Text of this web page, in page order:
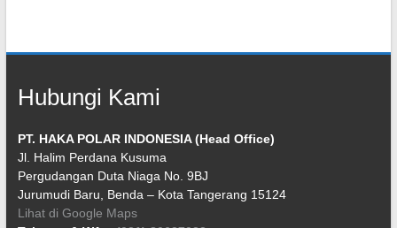
Hubungi Kami
PT. HAKA POLAR INDONESIA (Head Office)
Jl. Halim Perdana Kusuma
Pergudangan Duta Niaga No. 9BJ
Jurumudi Baru, Benda – Kota Tangerang 15124
Lihat di Google Maps